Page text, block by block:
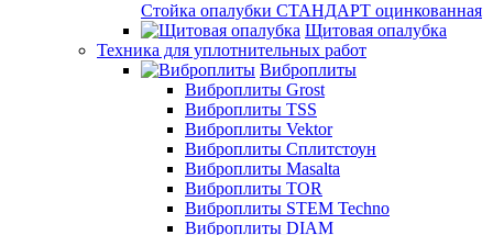
Стойка опалубки СТАНДАРТ оцинкованная
Щитовая опалубка
Техника для уплотнительных работ
Виброплиты
Виброплиты Grost
Виброплиты TSS
Виброплиты Vektor
Виброплиты Сплитстоун
Виброплиты Masalta
Виброплиты TOR
Виброплиты STEM Techno
Виброплиты DIAM